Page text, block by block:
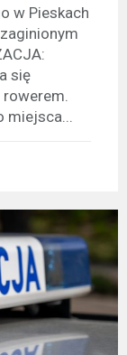
w Pieskach
się